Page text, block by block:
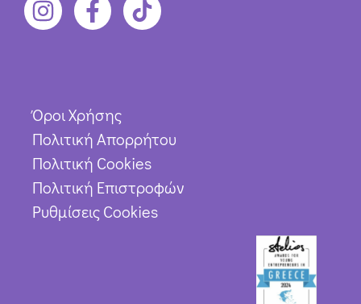
Όροι Χρήσης
Πολιτική Απορρήτου
Πολιτική Cookies
Πολιτική Επιστροφών
Ρυθμίσεις Cookies